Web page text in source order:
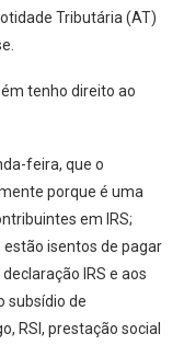
Tributária (AT)
tenho direito ao
feira, que o
porque é uma
em IRS;
estão isentos de pagar
IRS e aos
subsídio de
RSI, prestação social